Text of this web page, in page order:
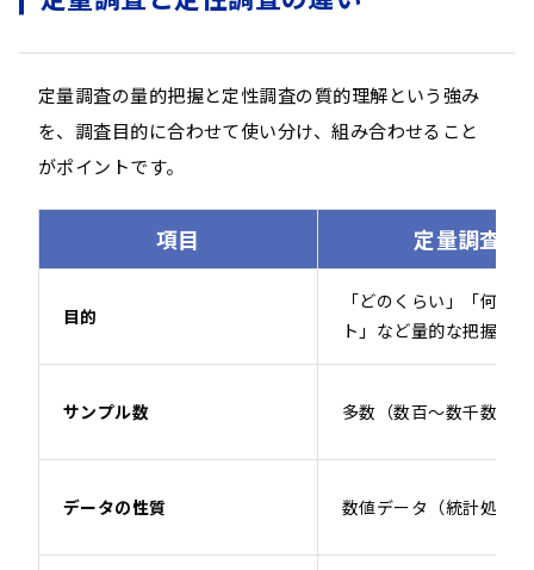
定量調査の量的把握と定性調査の質的理解という強み
を、調査目的に合わせて使い分け、組み合わせること
がポイントです。
項目 定量調査
目的
「どのくらい」「何パ
ト」など量的な把握
サンプル数 多数（数百〜数千数万）
データの性質 数値データ（統計処理